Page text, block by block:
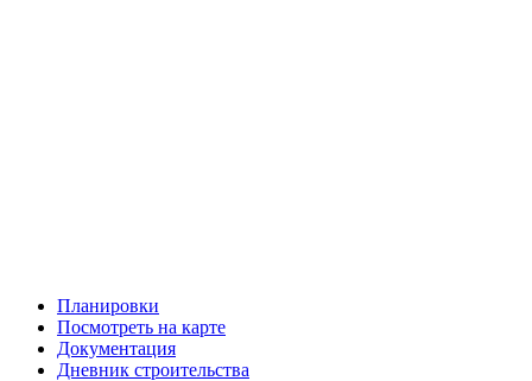
Планировки
Посмотреть на карте
Документация
Дневник строительства